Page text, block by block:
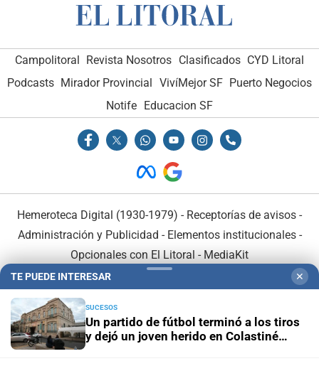
Campolitoral Revista Nosotros Clasificados CYD Litoral
Podcasts Mirador Provincial VivíMejor SF Puerto Negocios
Notife Educacion SF
Hemeroteca Digital (1930-1979) - Receptorías de avisos -
Administración y Publicidad - Elementos institucionales-
Opcionales con El Litoral - MediaKit
TE PUEDE INTERESAR ✕
SUCESOS
Un partido de fútbol terminó a los tiros
y dejó un joven herido en Colastiné